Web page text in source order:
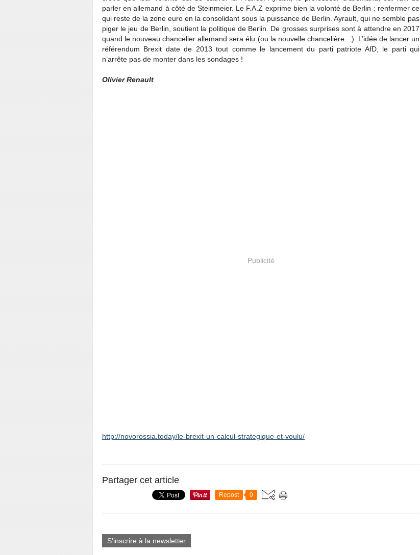
parler en allemand à côté de Steinmeier. Le F.A.Z exprime bien la volonté de Berlin : renfermer ce
qui reste de la zone euro en la consolidant sous la puissance de Berlin. Ayrault, qui ne semble pas
piger le jeu de Berlin, soutient la politique de Berlin. De grosses surprises sont à attendre en 2017
quand le nouveau chancelier allemand sera élu (ou la nouvelle chancelière…). L’idée de lancer un
référendum Brexit date de 2013 tout comme le lancement du parti patriote AfD, le parti qui
n’arrête pas de monter dans les sondages !
Olivier Renault
Publicité
http://novorossia.today/le-brexit-un-calcul-strategique-et-voulu/
Partager cet article
Repost 0
S'inscrire à la newsletter